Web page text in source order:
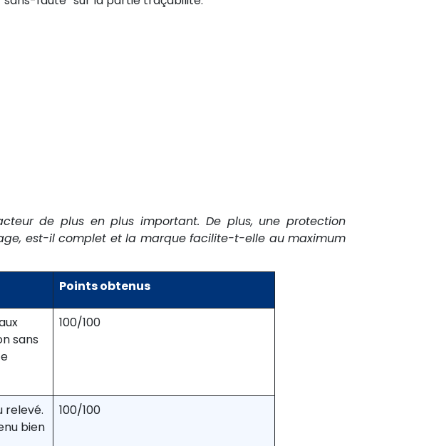
de plus en plus important. De plus, une protection
est-il complet et la marque facilite-t-elle au maximum
Points obtenus
sans
100/100
relevé.
bien
100/100